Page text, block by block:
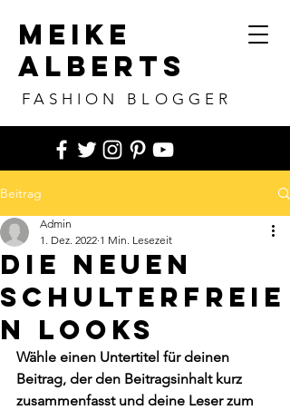
MEIKE
ALBERTS
FASHION BLOGGER
Beitrag
Die neuen
schulterfreie
n Looks
Admin
1. Dez. 2022 1 Min. Lesezeit
Wähle einen Untertitel für deinen
Beitrag, der den Beitragsinhalt kurz
zusammenfasst und deine Leser zum